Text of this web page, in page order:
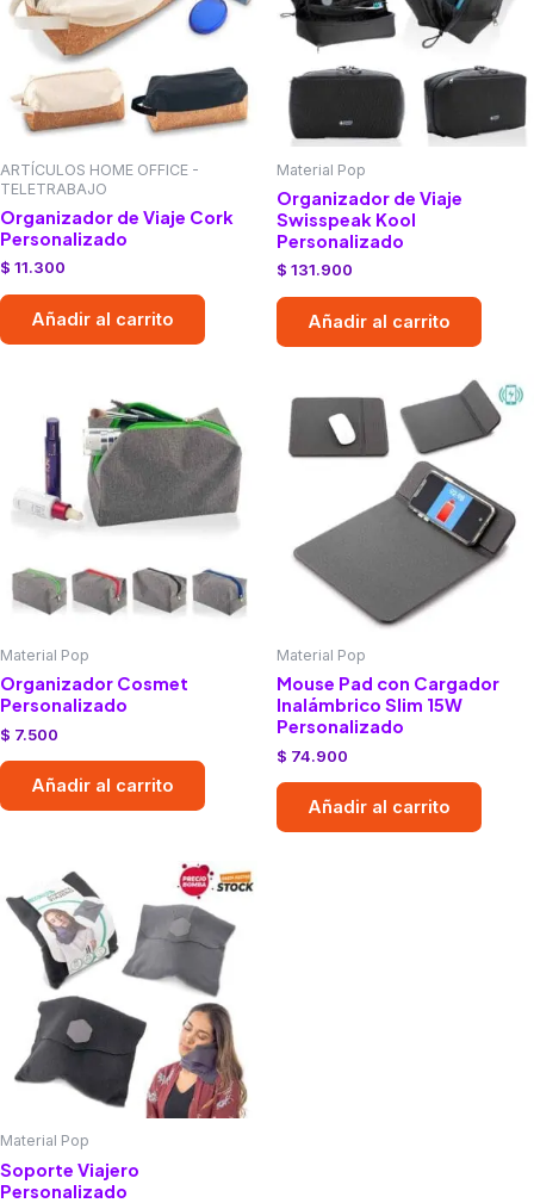
ARTÍCULOS HOME OFFICE -
TELETRABAJO
Organizador de Viaje Cork
Personalizado
$ 11.300
Añadir al carrito
Material Pop
Organizador de Viaje
Swisspeak Kool
Personalizado
$ 131.900
Añadir al carrito
Material Pop
Organizador Cosmet
Personalizado
$ 7.500
Añadir al carrito
Material Pop
Mouse Pad con Cargador
Inalámbrico Slim 15W
Personalizado
$ 74.900
Añadir al carrito
Material Pop
Soporte Viajero
Personalizado